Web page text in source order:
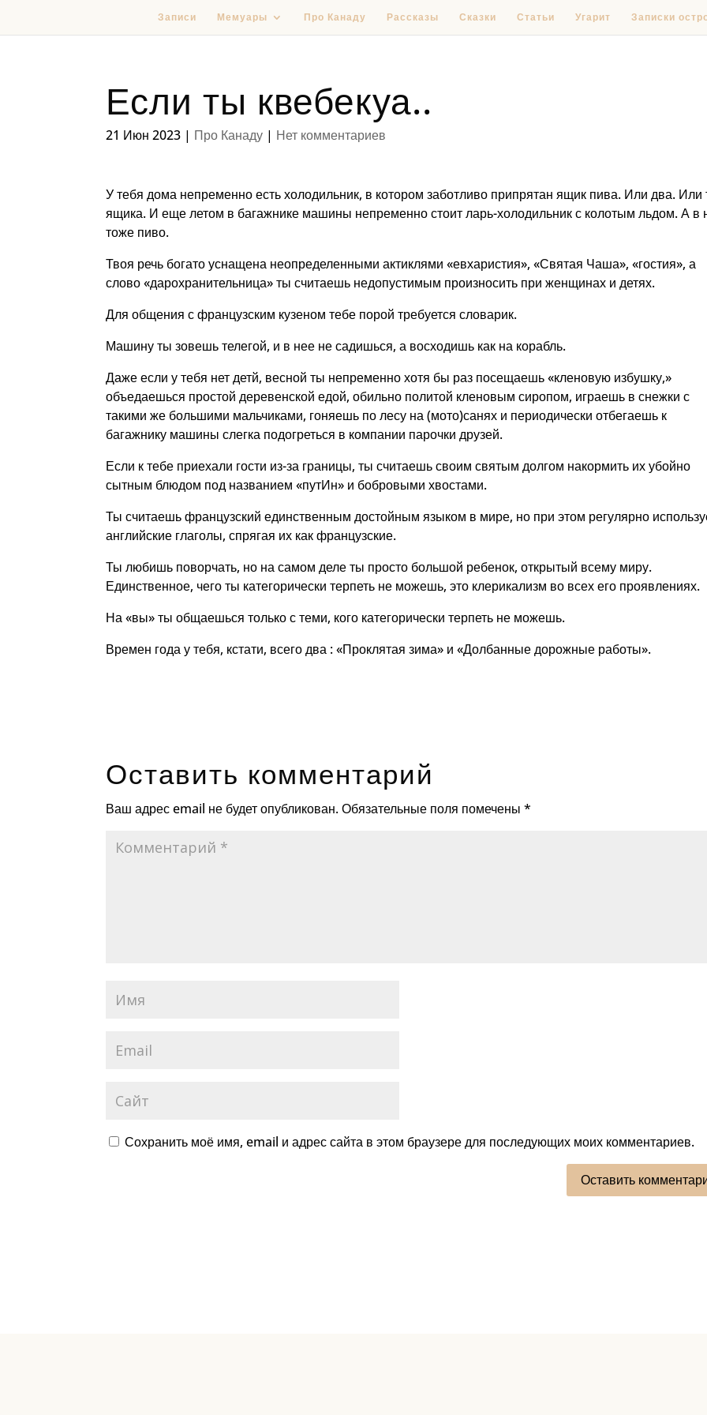
Записи Мемуары Про Канаду Рассказы Сказки Статьи Угарит Записки
Если ты квебекуа..
21 Июн 2023 | Про Канаду | Нет комментариев
У тебя дома непременно есть холодильник, в котором заботливо припрятан ящик пива. Или два. Или
ящика. И еще летом в багажнике машины непременно стоит ларь-холодильник с колотым льдом. А в
тоже пиво.
Твоя речь богато уснащена неопределенными актиклями «евхаристия», «Святая Чаша», «гостия», а
слово «дарохранительница» ты считаешь недопустимым произносить при женщинах и детях.
Для общения с французским кузеном тебе порой требуется словарик.
Машину ты зовешь телегой, и в нее не садишься, а восходишь как на корабль.
Даже если у тебя нет детй, весной ты непременно хотя бы раз посещаешь «кленовую избушку,»
объедаешься простой деревенской едой, обильно политой кленовым сиропом, играешь в снежки с
такими же большими мальчиками, гоняешь по лесу на (мото)санях и периодически отбегаешь к
багажнику машины слегка подогреться в компании парочки друзей.
Если к тебе приехали гости из-за границы, ты считаешь своим святым долгом накормить их убойно
сытным блюдом под названием «путИн» и бобровыми хвостами.
Ты считаешь французский единственным достойным языком в мире, но при этом регулярно
английские глаголы, спрягая их как французские.
Ты любишь поворчать, но на самом деле ты просто большой ребенок, открытый всему миру.
Единственное, чего ты категорически терпеть не можешь, это клерикализм во всех его проявлениях.
На «вы» ты общаешься только с теми, кого категорически терпеть не можешь.
Времен года у тебя, кстати, всего два : «Проклятая зима» и «Долбанные дорожные работы».
Оставить комментарий
Ваш адрес email не будет опубликован. Обязательные поля помечены*
Сохранить моё имя, email и адрес сайта в этом браузере для последующих моих комментариев.